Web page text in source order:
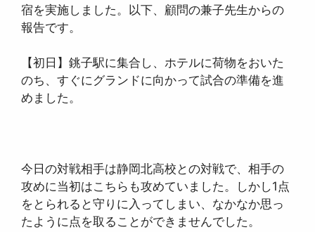
宿を実施しました。以下、顧問の兼子先生からの
報告です。
【初日】銚子駅に集合し、ホテルに荷物をおいた
のち、すぐにグランドに向かって試合の準備を進
めました。
今日の対戦相手は静岡北高校との対戦で、相手の
攻めに当初はこちらも攻めていました。しかし1点
をとられると守りに入ってしまい、なかなか思っ
たように点を取ることができませんでした。